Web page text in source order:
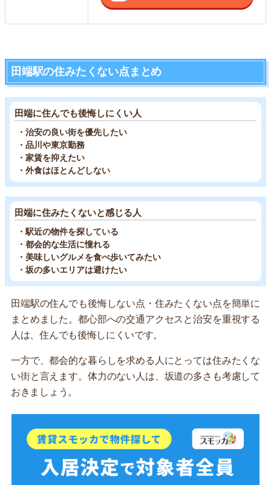
田端駅の住みたくない点まとめ
田端に住んでも後悔しにくい人
・治安の良い街を優先したい
・品川や東京勤務
・家賃を抑えたい
・外食はほとんどしない
田端に住みたくないと感じる人
・駅近の物件を探している
・都会的な生活に憧れる
・美味しいグルメを食べ歩いてみたい
・坂の多いエリアは避けたい
田端駅の住んでも後悔しない点・住みたくない点を簡単に
まとめました。都心部への交通アクセスと治安を重視する
人は、住んでも後悔しにくいです。
一方で、都会的な暮らしを求める人にとっては住みたくな
い街と言えます。体力のない人は、坂道の多さも考慮して
おきましょう。